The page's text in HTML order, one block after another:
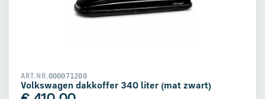
ART.NR.000071200
Volkswagen dakkoffer 340 liter (mat zwart)